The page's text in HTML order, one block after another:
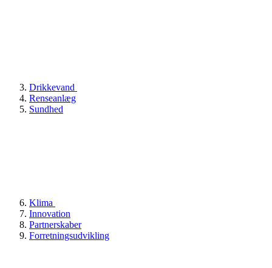
Drikkevand
Renseanlæg
Sundhed
Klima
Innovation
Partnerskaber
Forretningsudvikling